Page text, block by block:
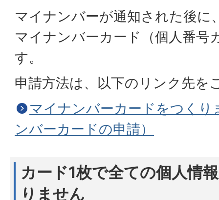
マイナンバーが通知された後に
マイナンバーカード（個人番号
す。
申請方法は、以下のリンク先を
マイナンバーカードをつくり
ンバーカードの申請）
カード1枚で全ての個人情
りません